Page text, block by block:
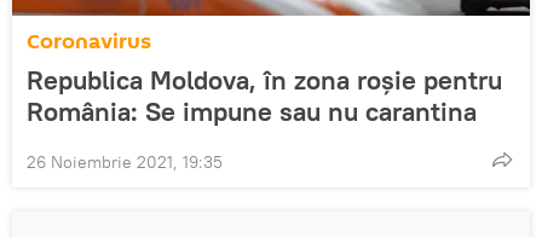
Coronavirus
Republica Moldova, în zona roșie pentru
România: Se impune sau nu carantina
26 Noiembrie 2021, 19:35